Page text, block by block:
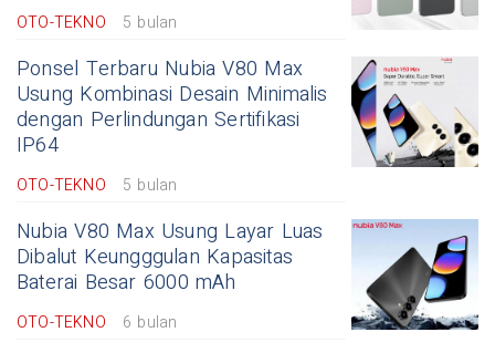
OTO-TEKNO 5 bulan
Ponsel Terbaru Nubia V80 Max
Usung Kombinasi Desain Minimalis
dengan Perlindungan Sertifikasi
IP64
OTO-TEKNO 5 bulan
Nubia V80 Max Usung Layar Luas
Dibalut Keungggulan Kapasitas
Baterai Besar 6000 mAh
OTO-TEKNO 6 bulan